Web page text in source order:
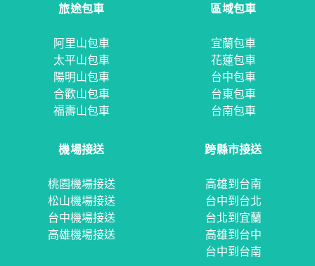
旅途包車
阿里山包車
太平山包車
陽明山包車
合歡山包車
福壽山包車
區域包車
宜蘭包車
花蓮包車
台中包車
台東包車
台南包車
機場接送
桃園機場接送
松山機場接送
台中機場接送
高雄機場接送
跨縣市接送
高雄到台南
台中到台北
台北到宜蘭
高雄到台中
台中到台南